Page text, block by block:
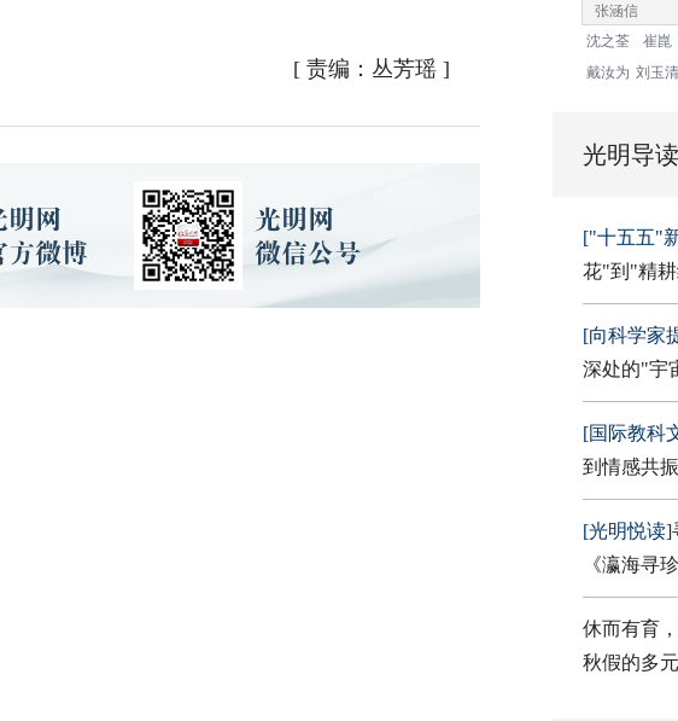
[ 责编：丛芳瑶]
沈之荃 崔崑
戴汝为 刘玉清
光明导读
["十五五"
花"到"精
[向科学家
深处的"宇
[国际教科
到情感共振
[光明悦读]
《瀛海寻珍
休而有育
秋假的多